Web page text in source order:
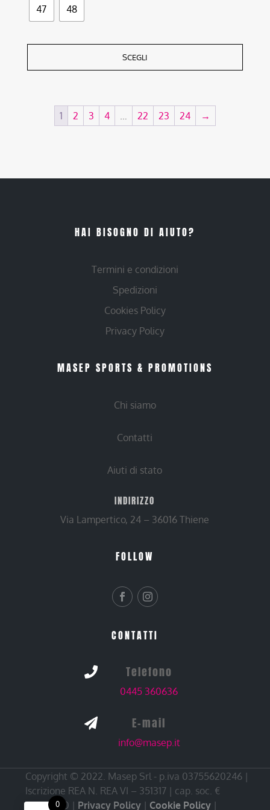
47 48
SCEGLI
1 2 3 4 … 22 23 24 →
HAI BISOGNO DI AIUTO?
Termini e condizioni
Spedizioni
Cookies Policy
Privacy Policy
MASEP SPORTS & PROMOTIONS
Chi siamo
Contatti
Aiuti di stato
INDIRIZZO
Via Lampertico, 24 – 36016 Thiene
FOLLOW
CONTATTI
 Telefono
0445 360636
 E-mail
info@masep.it
Copyright © 2022. Masep Srl - p.iva 03755620246 |
Iscrizione REA N. REA VI – 351317 | cap. soc. €
10.000,00 | Privacy Policy | Cookie Policy |
0